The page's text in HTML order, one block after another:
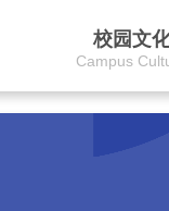
校园文
Campus